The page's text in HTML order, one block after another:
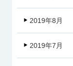
2019年8月
2019年7月